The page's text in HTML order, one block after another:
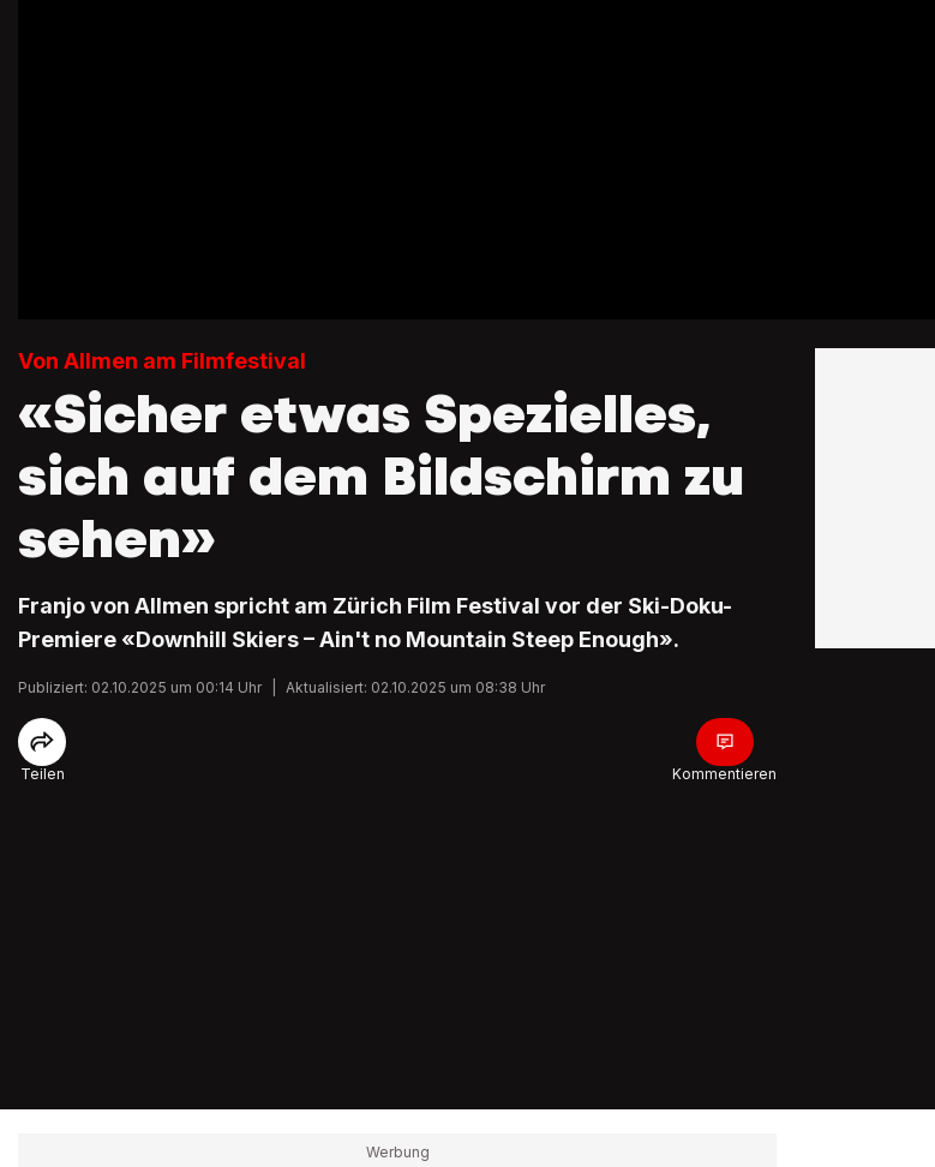
Von Allmen am Filmfestival
«Sicher etwas Spezielles,
sich auf dem Bildschirm zu
sehen»
Franjo von Allmen spricht am Zürich Film Festival vor der Ski-Doku-
Premiere «Downhill Skiers – Ain't no Mountain Steep Enough».
Publiziert: 02.10.2025 um 00:14 Uhr Aktualisiert: 02.10.2025 um 08:38 Uhr
Teilen Kommentieren